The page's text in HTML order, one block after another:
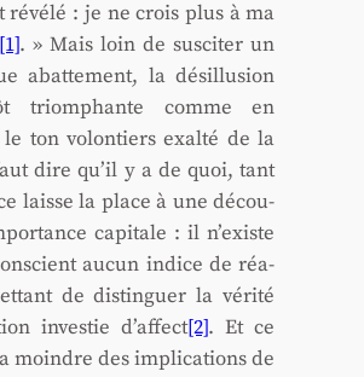
révé­lé : je ne crois plus à ma
. » Mais loin de sus­ci­ter un
abat­te­ment, la dés­illu­sion
triom­phante comme en
le ton volon­tiers exal­té de la
dire qu’il y a de quoi, tant
laisse la place à une décou­
capi­tale : il n’existe
aucun indice de réa­
de dis­tin­guer la véri­té
inves­tie d’affect[2]. Et ce
moindre des impli­ca­tions de